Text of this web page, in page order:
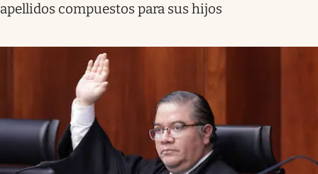
apellidos compuestos para sus hijos